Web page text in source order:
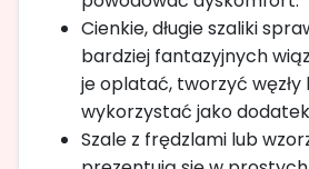
Cienkie, długie szaliki
bardziej fantazyjnych
je oplatać, tworzyć węzły
wykorzystać jako
Szale z frędzlami lub